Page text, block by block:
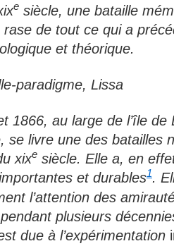
e siècle, une bataille
rase de tout ce qui a
et théorique.
paradigme, Lissa
1866, au large de l’île de
se livre une des batailles
xixe siècle. Elle a, en
et durables1.
l’attention des
plusieurs
due à l’expérimentation